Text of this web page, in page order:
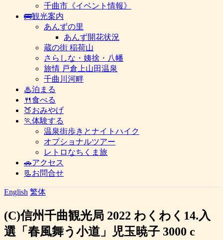
千曲市《イベント情報》
🚌観光案内
あんずの里
あんず開花状況
蔵の街 稲荷山
さらしな・姨捨・八幡
旅情 戸倉上山田温泉
千曲川河畔
♨泊まる
🍴食べる
🍑おみやげ
🏃体験する
温泉街歩きとナイトハイク
オプショナルツアー
レトロなちくま旅
🚗アクセス
📃お問合せ
English 繁体
(C)信州千曲観光局 2022 わくわく14.入
選「春風舞う小道」児玉暁子 3000 c